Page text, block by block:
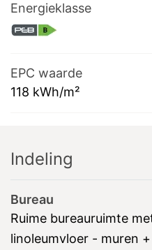
Energieklasse
EPC waarde
118 kWh/m²
Indeling
Bureau
Ruime bureauruimte
linoleumvloer - muren